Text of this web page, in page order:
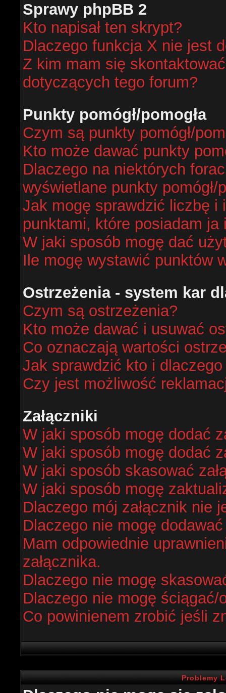
Sprawy phpBB 2
Kto napisał ten skrypt?
Dlaczego funkcja X nie jest
Z kim mam się
dotyczących tego forum?
Punkty pomógł/pomogła
Czym są punkty pomógł/
Kto może dawać punkty
Dlaczego na niektórych
wyświetlane punkty pomógł/
Jak mogę sprawdzić liczbę i
punktami, które posiadam
W jaki sposób mogę dać
Ile mogę wystawić punktów
Ostrzeżenia - system kar
Czym są ostrzeżenia?
Kto może dawać i usuwać
Co oznaczają wartości
Jak sprawdzić kto i dlaczego
Czy jest możliwość
Załączniki
W jaki sposób mogę dodać
W jaki sposób mogę dodać
W jaki sposób skasować
W jaki sposób mogę
Dlaczego mój załącznik nie
Dlaczego nie mogę dodawać
Mam odpowiednie
załącznika.
Dlaczego nie mogę
Dlaczego nie mogę ściągać/
Co powinienem zrobić jeśli
Problemy